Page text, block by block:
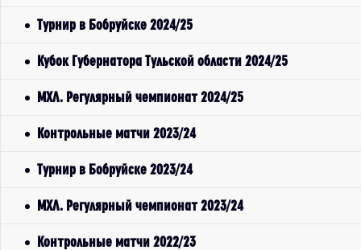
Турнир в Бобруйске 2024/25
Кубок Губернатора Тульской области 2024/25
МХЛ. Регулярный чемпионат 2024/25
Контрольные матчи 2023/24
Турнир в Бобруйске 2023/24
МХЛ. Регулярный чемпионат 2023/24
Контрольные матчи 2022/23